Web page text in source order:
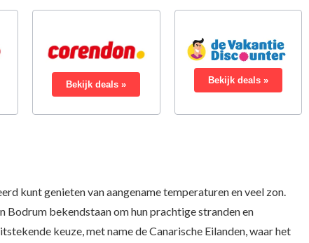
Bekijk deals » Bekijk deals »
kunt genieten van aangename temperaturen en veel zon.
Bodrum bekendstaan om hun prachtige stranden en
keuze, met name de Canarische Eilanden, waar het